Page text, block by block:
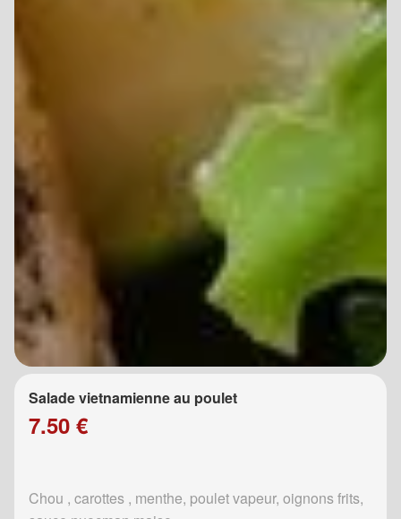
Salade vietnamienne au poulet
7.50 €
Chou , carottes , menthe, poulet vapeur, oignons frits,